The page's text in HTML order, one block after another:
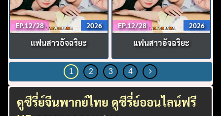
EP.12/28 2026
แฟนสาวอัจฉริยะ
EP.12/28 2026
แฟนสาวอัจฉริยะ
1 2 3 4
ดูซีรี่ย์จีนพากย์ไทย ดูซีรี่ย์ออนไลน์ฟรี